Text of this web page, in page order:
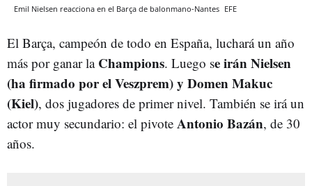
Emil Nielsen reacciona en el Barça de balonmano-Nantes EFE
El Barça, campeón de todo en España, luchará un año
más por ganar la Champions. Luego se irán Nielsen
(ha firmado por el Veszprem) y Domen Makuc
(Kiel), dos jugadores de primer nivel. También se irá un
actor muy secundario: el pivote Antonio Bazán, de 30
años.